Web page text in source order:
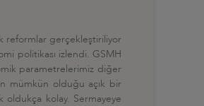
reformlar gerçekleştiriliyor
politikası izlendi. GSMH
parametrelerimiz diğer
mümkün olduğu açık bir
oldukça kolay. Sermayeye